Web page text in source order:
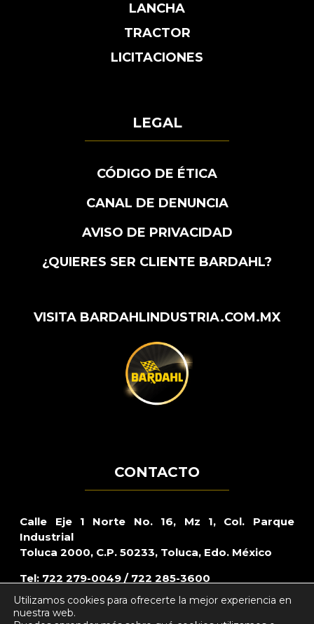
LANCHA
TRACTOR
LICITACIONES
LEGAL
CÓDIGO DE ÉTICA
CANAL DE DENUNCIA
AVISO DE PRIVACIDAD
¿QUIERES SER CLIENTE BARDAHL?
VISITA BARDAHLINDUSTRIA.COM.MX
CONTACTO
Calle Eje 1 Norte No. 16, Mz 1, Col. Parque
Industrial
Toluca 2000, C.P. 50233, Toluca, Edo. México
Tel: 722 279-0049 / 722 285-3600
Lada sin costo: 800 – CARRAZO (2277296)
Utilizamos cookies para ofrecerte la mejor experiencia en
nuestra web.